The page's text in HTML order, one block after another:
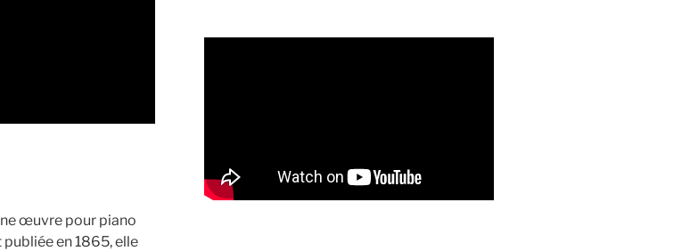
œuvre pour piano
en 1865, elle